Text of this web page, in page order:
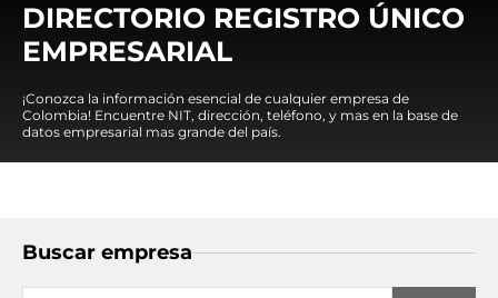
DIRECTORIO REGISTRO ÚNICO
EMPRESARIAL
¡Conozca la información esencial de cualquier empresa de
Colombia! Encuentre NIT, dirección, teléfono, y mas en la base de
datos empresarial mas grande del país.
Buscar empresa